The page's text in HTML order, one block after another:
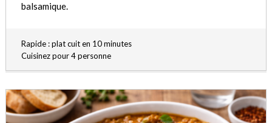
balsamique.
Rapide : plat cuit en 10 minutes
Cuisinez pour 4 personne